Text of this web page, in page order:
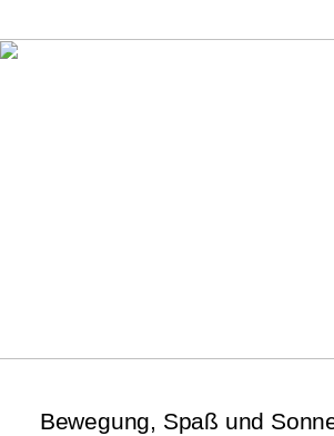
Bewegung, Spaß und